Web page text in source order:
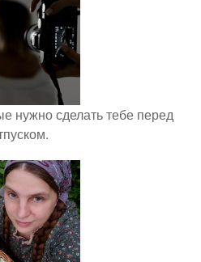
нужно сделать тебе перед